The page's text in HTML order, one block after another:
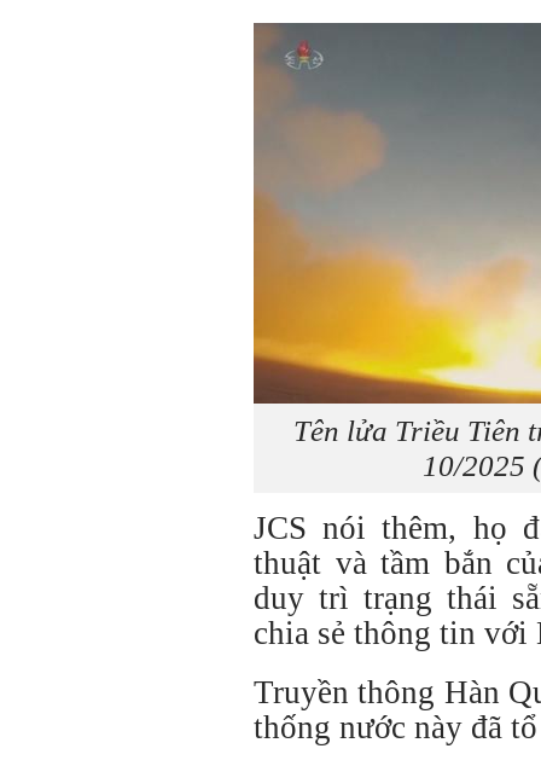
Tên lửa Triều Tiên
10/2025
JCS nói thêm, họ
thuật và tầm bắn
duy trì trạng thái
chia sẻ thông tin với
Truyền thông Hàn
thống nước này đã